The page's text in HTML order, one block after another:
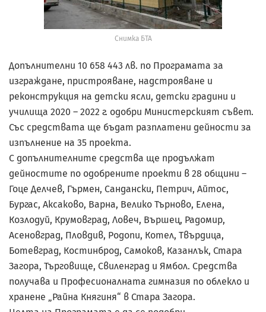
Снимка БТА
Допълнителни 10 658 443 лв. по Програмата за
изграждане, пристрояване, надстрояване и
реконструкция на детски ясли, детски градини и
училища 2020 – 2022 г. одобри Министерският съвет.
Със средствата ще бъдат разплатени дейности за
изпълнение на 35 проекта.
С допълнителните средства ще продължат
дейностите по одобрените проекти в 28 общини –
Гоце Делчев, Гърмен, Сандански, Петрич, Айтос,
Бургас, Аксаково, Варна, Велико Търново, Елена,
Козлодуй, Крумовград, Ловеч, Вършец, Радомир,
Асеновград, Пловдив, Родопи, Котел, Твърдица,
Ботевград, Костинброд, Самоков, Казанлък, Стара
Загора, Търговище, Свиленград и Ямбол. Средства
получава и Професионалната гимназия по облекло и
хранене „Райна Княгиня“ в Стара Загора.